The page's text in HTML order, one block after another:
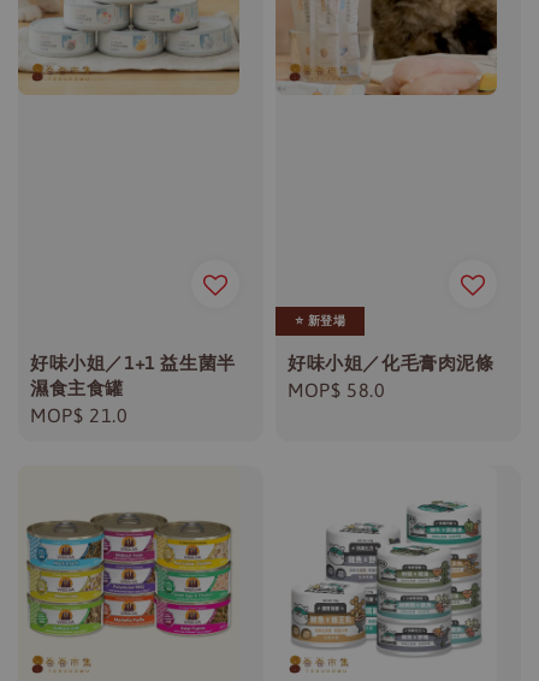
好味小姐／1+1 益生菌半
濕食主食罐
Regular
MOP$ 21.0
⭐️ 新登場
好味小姐／化毛膏肉泥條
Regular
MOP$ 58.0